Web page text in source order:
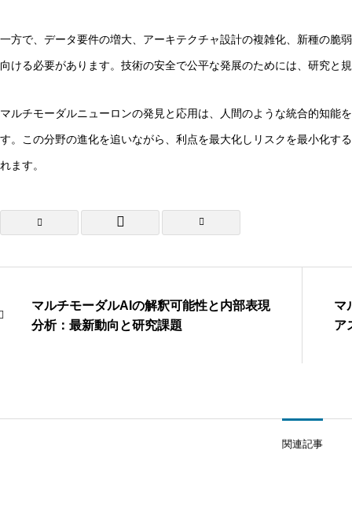
一方で、データ要件の増大、アーキテクチャ設計の複雑化、新種の脆
向ける必要があります。技術の安全で公平な発展のためには、研究と
マルチモーダルニューロンの発見と応用は、人間のような統合的知能
す。この分野の進化を追いながら、利点を最大化しリスクを最小化す
れます。
マルチモーダルAIの解釈可能性と内部表現
分析：最新動向と研究課題
マ
ア
関連記事